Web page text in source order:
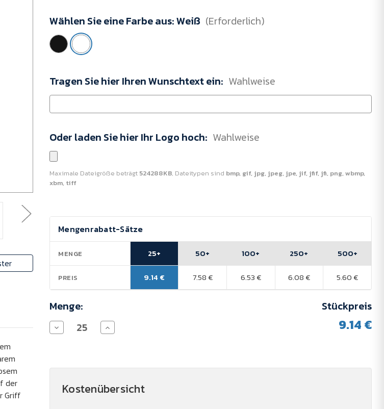
002999999
Mindestkaufwert:
25
Wählen Sie eine Farbe aus:Weiß (Erforderlich)
Tragen Sie hier Ihren Wunschtext ein: Wahlweise
Oder laden Sie hier Ihr Logo hoch: Wahlweise
Maximale Dateigröße beträgt 524288KB, Dateitypen sind bmp, gif, jpg, jpeg, jpe, jif, jfif, jfi, png, wbmp,
xbm, tiff
Aktueller
Lagerbestand:
Mengenrabatt-Sätze
MENGE
PREIS
25+
9.14 €
50+
7.58 €
100+
6.53 €
250+
6.08 €
500+
5.60 €
Menge:
Menge
von
Handyhalter
Menge
von
Handyhalter
Stückpreis
9.14 €
Kostenübersicht
der
Griff